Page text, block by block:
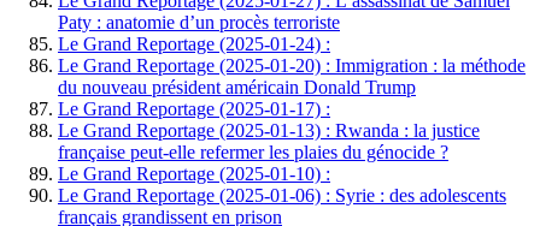
Paty : anatomie d’un procès terroriste
Le Grand Reportage (2025-01-24) :
Le Grand Reportage (2025-01-20) : Immigration : la méthode
du nouveau président américain Donald Trump
Le Grand Reportage (2025-01-17) :
Le Grand Reportage (2025-01-13) : Rwanda : la justice
française peut-elle refermer les plaies du génocide ?
Le Grand Reportage (2025-01-10) :
Le Grand Reportage (2025-01-06) : Syrie : des adolescents
français grandissent en prison